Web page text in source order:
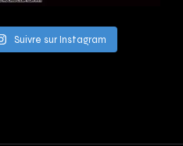
Suivre sur Instagram